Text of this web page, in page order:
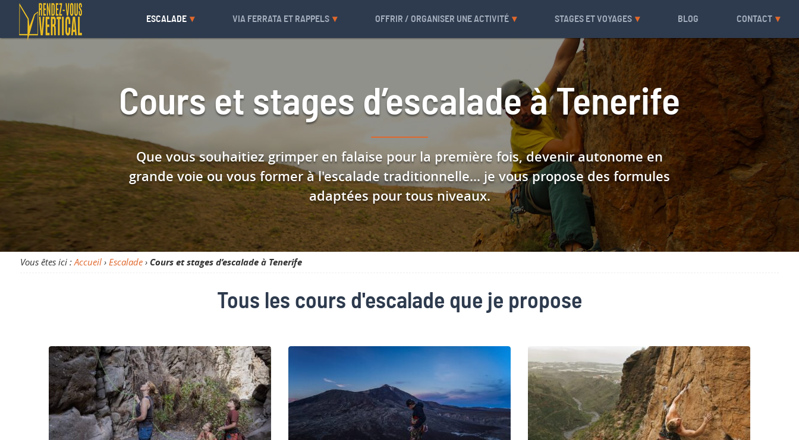
ESCALADE VIA FERRATA ET RAPPELS OFFRIR / ORGANISER UNE ACTIVITÉ STAGES ET VOYAGES BLOG CONTACT
Vous êtes ici : Accueil› Escalade› Cours et stages d’escalade à Tenerife
Cours et stages d’escalade à Tenerife
Que vous souhaitiez grimper en falaise pour la première fois, devenir autonome en
grande voie ou vous former à l'escalade traditionnelle... je vous propose des formules
adaptées pour tous niveaux.
Tous les cours d'escalade que je propose